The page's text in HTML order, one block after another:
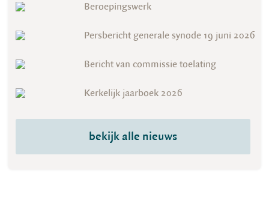
Beroepingswerk
Persbericht generale synode 19 juni 2026
Bericht van commissie toelating
Kerkelijk jaarboek 2026
bekijk alle nieuws